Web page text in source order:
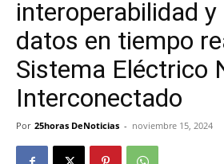
interoperabilidad
datos en tiempo
Sistema Eléctrico
Interconectado
Por 25horas DeNoticias - noviembre 15, 2024